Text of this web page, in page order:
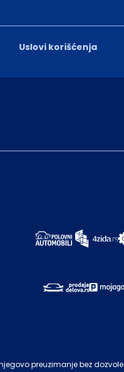
Uslovi korišćenja
preuzimanje bez dozvole